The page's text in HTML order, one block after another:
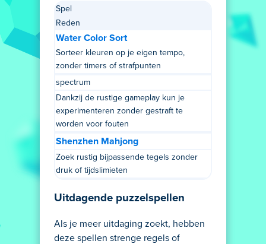
Spel
Reden
Water Color Sort
Sorteer kleuren op je eigen tempo,
zonder timers of strafpunten
spectrum
Dankzij de rustige gameplay kun je
experimenteren zonder gestraft te
worden voor fouten
Shenzhen Mahjong
Zoek rustig bijpassende tegels zonder
druk of tijdslimieten
Uitdagende puzzelspellen
Als je meer uitdaging zoekt, hebben
deze spellen strenge regels of